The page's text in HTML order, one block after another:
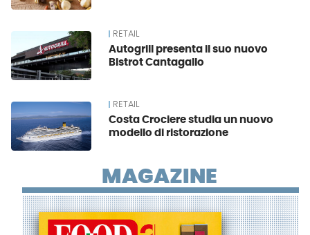
RETAIL
Autogrill presenta il suo nuovo
Bistrot Cantagallo
RETAIL
Costa Crociere studia un nuovo
modello di ristorazione
MAGAZINE